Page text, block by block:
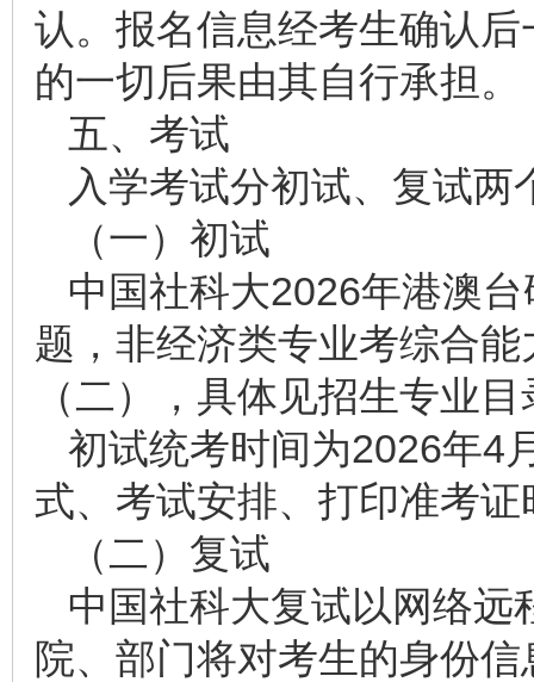
认。报名信息经考生确认
的一切后果由其自行承担。
五、考试
入学考试分初试、复试两
（一）初试
中国社科大2026年港澳
题，非经济类专业考综合
（二），具体见招生专业目
初试统考时间为2026年4
式、考试安排、打印准考
（二）复试
中国社科大复试以网络
院、部门将对考生的身份